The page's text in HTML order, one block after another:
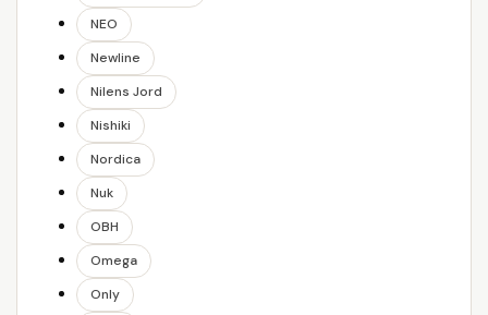
NEO
Newline
Nilens Jord
Nishiki
Nordica
Nuk
OBH
Omega
Only